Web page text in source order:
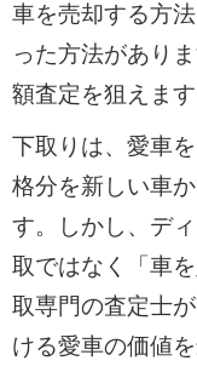
車を売却する方
った方法があり
額査定を狙えます
下取りは、愛車
格分を新しい車
す。しかし、デ
取ではなく「車
取専門の査定士
ける愛車の価値